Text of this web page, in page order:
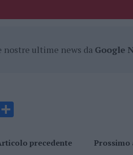
nostre ultime news da Google
a precedente